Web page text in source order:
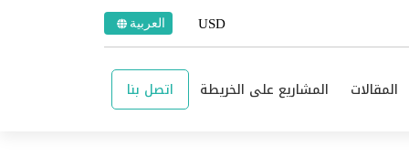
العربية
المقالات المشاريع على الخريطة اتصل بنا